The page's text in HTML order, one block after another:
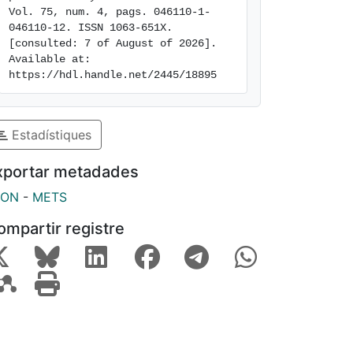
Vol. 75, num. 4, pags. 046110-1-
046110-12. ISSN 1063-651X.
[consulted: 7 of August of 2026].
Available at:
https://hdl.handle.net/2445/18895
Estadístiques
metadades
- METS
registre